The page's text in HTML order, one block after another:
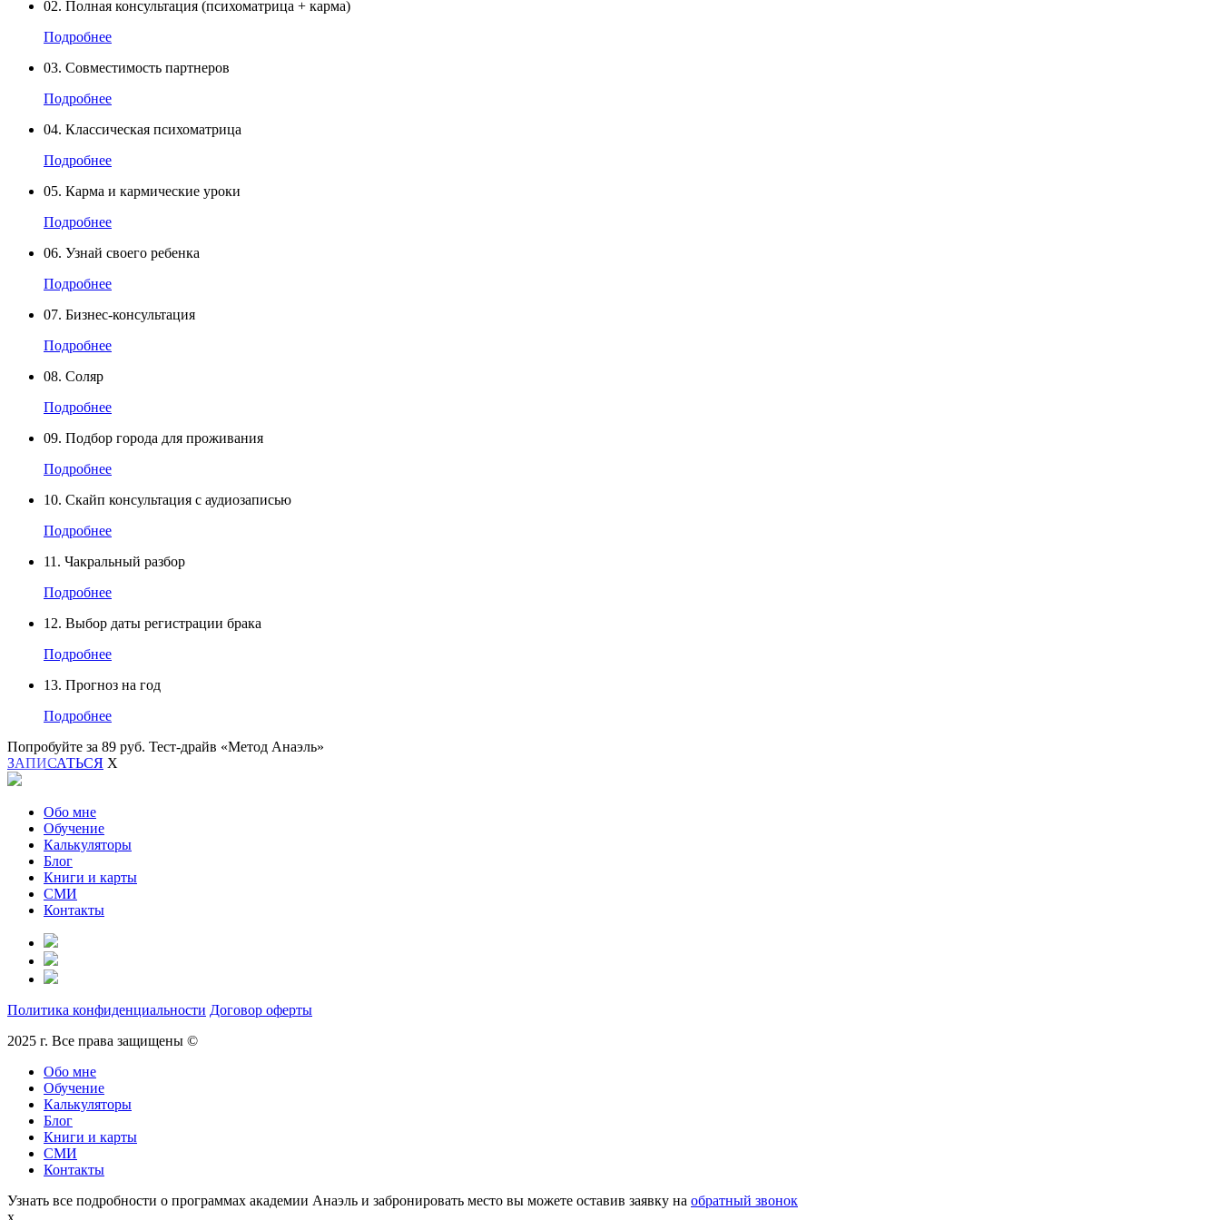
02. Полная консультация (психоматрица + карма)
Подробнее
03. Совместимость партнеров
Подробнее
04. Классическая психоматрица
Подробнее
05. Карма и кармические уроки
Подробнее
06. Узнай своего ребенка
Подробнее
07. Бизнес-консультация
Подробнее
08. Соляр
Подробнее
09. Подбор города для проживания
Подробнее
10. Скайп консультация с аудиозаписью
Подробнее
11. Чакральный разбор
Подробнее
12. Выбор даты регистрации брака
Подробнее
13. Прогноз на год
Подробнее
Попробуйте за 89 руб. Тест-драйв «Метод Анаэль»
ЗАПИСАТЬСЯ X
Обо мне
Обучение
Калькуляторы
Блог
Книги и карты
СМИ
Контакты
Политика конфиденциальности Договор оферты
2025 г. Все права защищены ©
Обо мне
Обучение
Калькуляторы
Блог
Книги и карты
СМИ
Контакты
Узнать все подробности о программах академии Анаэль и забронировать место вы можете оставив заявку на обратный звонок
x